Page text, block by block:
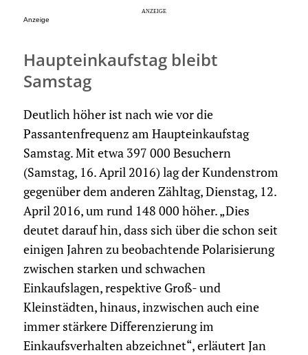
Anzeige
Haupteinkaufstag bleibt
Samstag
Deutlich höher ist nach wie vor die
Passantenfrequenz am Haupteinkaufstag
Samstag. Mit etwa 397 000 Besuchern
(Samstag, 16. April 2016) lag der Kundenstrom
gegenüber dem anderen Zähltag, Dienstag, 12.
April 2016, um rund 148 000 höher. „Dies
deutet darauf hin, dass sich über die schon seit
einigen Jahren zu beobachtende Polarisierung
zwischen starken und schwachen
Einkaufslagen, respektive Groß- und
Kleinstädten, hinaus, inzwischen auch eine
immer stärkere Differenzierung im
Einkaufsverhalten abzeichnet“, erläutert Jan